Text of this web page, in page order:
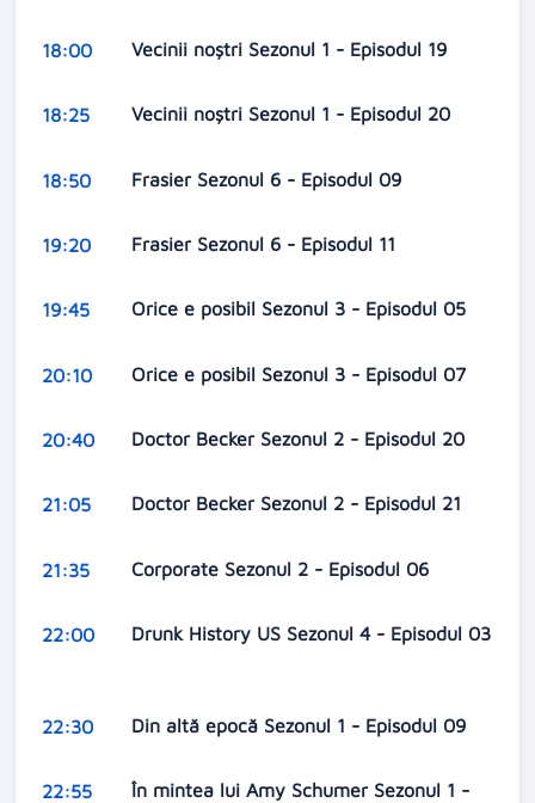
18:00 Vecinii noștri Sezonul 1 - Episodul 19
18:25 Vecinii noștri Sezonul 1 - Episodul 20
18:50 Frasier Sezonul 6 - Episodul 09
19:20 Frasier Sezonul 6 - Episodul 11
19:45 Orice e posibil Sezonul 3 - Episodul 05
20:10 Orice e posibil Sezonul 3 - Episodul 07
20:40 Doctor Becker Sezonul 2 - Episodul 20
21:05 Doctor Becker Sezonul 2 - Episodul 21
21:35 Corporate Sezonul 2 - Episodul 06
22:00 Drunk History US Sezonul 4 - Episodul 03
22:30 Din altă epocă Sezonul 1 - Episodul 09
22:55
În mintea lui Amy Schumer Sezonul 1 -